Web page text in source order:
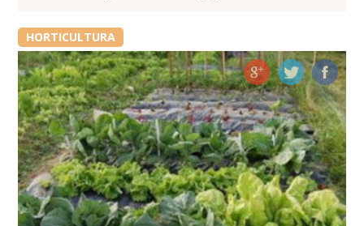
HORTICULTURA